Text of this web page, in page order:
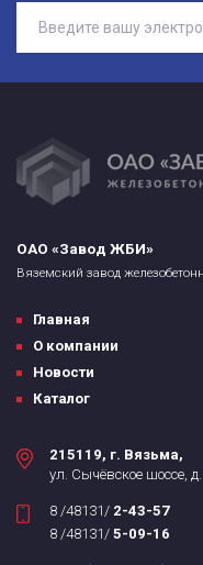
ОАО «Завод ЖБИ»
Вяземский завод
Главная
О компании
Новости
Каталог
215119, г. Вязьма,
ул. Сычёвское шоссе,
8 /48131/ 2-43-57
8 /48131/ 5-09-16